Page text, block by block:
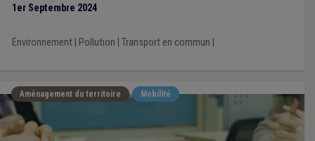
1er Septembre 2024
Environnement| Pollution Transport en commun
Aménagement du territoire Mobilité